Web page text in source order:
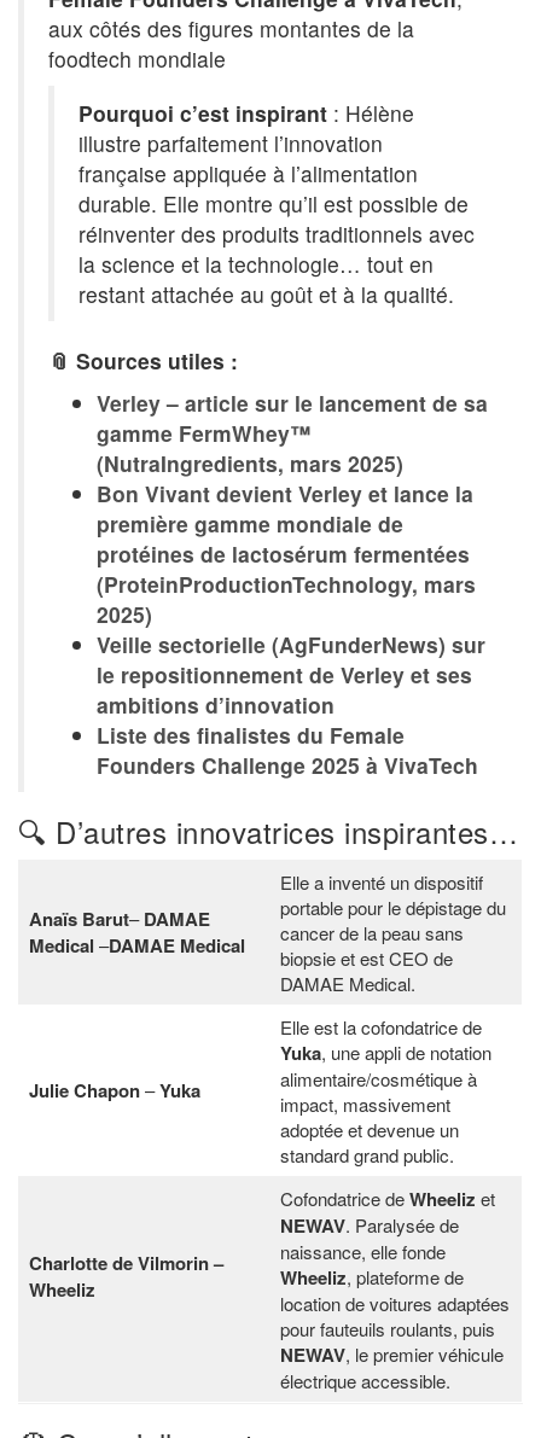
aux côtés des figures montantes de la
foodtech mondiale
Pourquoi c’est inspirant : Hélène
illustre parfaitement l’innovation
française appliquée à l’alimentation
durable. Elle montre qu’il est possible de
réinventer des produits traditionnels avec
la science et la technologie… tout en
restant attachée au goût et à la qualité.
📎 Sources utiles :
Verley – article sur le lancement de sa
gamme FermWhey™
(NutraIngredients, mars 2025)
Bon Vivant devient Verley et lance la
première gamme mondiale de
protéines de lactosérum fermentées
(ProteinProductionTechnology, mars
2025)
Veille sectorielle (AgFunderNews) sur
le repositionnement de Verley et ses
ambitions d’innovation
Liste des finalistes du Female
Founders Challenge 2025 à VivaTech
🔍 D’autres innovatrices inspirantes…
Anaïs Barut–DAMAE
Medical –DAMAE Medical
Elle a inventé un dispositif
portable pour le dépistage du
cancer de la peau sans
biopsie et est CEO de
DAMAE Medical.
Julie Chapon–Yuka
Elle est la cofondatrice de
Yuka, une appli de notation
alimentaire/cosmétique à
impact, massivement
adoptée et devenue un
standard grand public.
Charlotte de Vilmorin –
Wheeliz
Cofondatrice deWheeliz et
NEWAV. Paralysée de
naissance, elle fonde
Wheeliz, plateforme de
location de voitures adaptées
pour fauteuils roulants, puis
NEWAV, le premier véhicule
électrique accessible.